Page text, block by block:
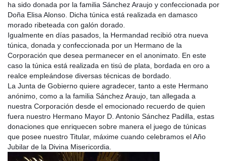
ha sido donada por la familia Sánchez Araujo y confeccionada por
Doña Elisa Alonso. Dicha túnica está realizada en damasco
morado ribeteada con galón dorado.
Igualmente en días pasados, la Hermandad recibió otra nueva
túnica, donada y confeccionada por un Hermano de la
Corporación que desea permanecer en el anonimato. En este
caso la túnica está realizada en tisú de plata, bordada en oro a
realce empleándose diversas técnicas de bordado.
La Junta de Gobierno quiere agradecer, tanto a este Hermano
anónimo, como a la familia Sánchez Araujo, tan allegada a
nuestra Corporación desde el emocionado recuerdo de quien
fuera nuestro Hermano Mayor D. Antonio Sánchez Padilla, estas
donaciones que enriquecen sobre manera el juego de túnicas
que posee nuestro Titular, máxime cuando celebramos el Año
Jubilar de la Divina Misericordia.